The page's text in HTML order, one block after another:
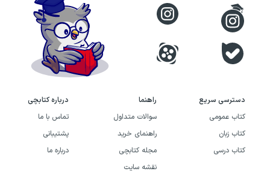
دسترسی سریع
کتاب عمومی
کتاب زبان
کتاب درسی
راهنما
سوالات متداول
راهنمای خرید
مجله کتابچی
نقشه سایت
درباره کتابچی
تماس با ما
پشتیبانی
درباره ما